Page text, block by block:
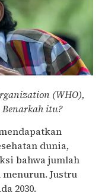
(WHO),
itu?
dunia,
bahwa jumlah
Justru
2030.